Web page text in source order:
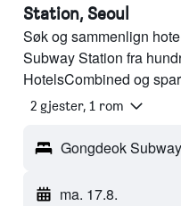
Station, Seoul
Søk og sammenlign
Subway Station fra
HotelsCombined og
2 gjester, 1 rom
Gongdeok
ma. 17.8.